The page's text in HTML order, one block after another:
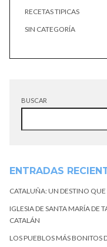
RECETAS TIPICAS
SIN CATEGORÍA
BUSCAR
ENTRADAS
CATALUÑA: UN DESTINO
IGLESIA DE SANTA MARÍA DE
CATALÁN
LOS PUEBLOS MÁS BONITOS